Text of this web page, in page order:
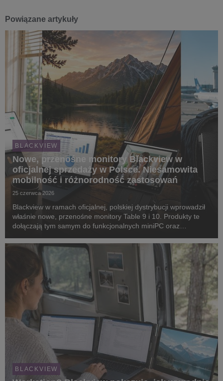
Powiązane artykuły
BLACKVIEW
Nowe, przenośne monitory Blackview w
oficjalnej sprzedaży w Polsce. Niesamowita
mobilność i różnorodność zastosowań
25 czerwca 2026
Blackview w ramach oficjalnej, polskiej dystrybucji wprowadził
właśnie nowe, przenośne monitory Table 9 i 10. Produkty te
dołączają tym samym do funkcjonalnych miniPC oraz
dostępnych już w naszym kraju.
BLACKVIEW